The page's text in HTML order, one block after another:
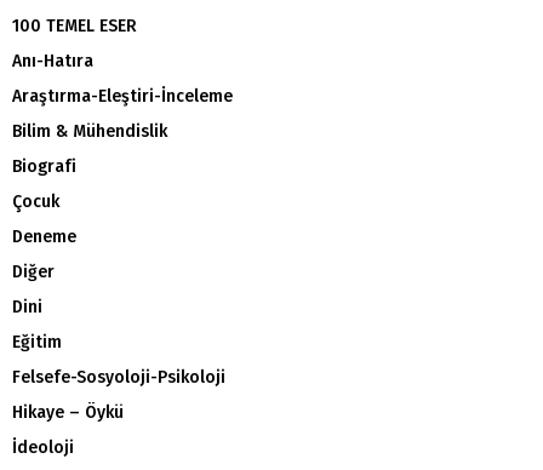
100 TEMEL ESER
Anı-Hatıra
Araştırma-Eleştiri-İnceleme
Bilim & Mühendislik
Biografi
Çocuk
Deneme
Diğer
Dini
Eğitim
Felsefe-Sosyoloji-Psikoloji
Hikaye – Öykü
İdeoloji